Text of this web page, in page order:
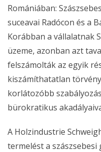
Romániában:
suceavai Radócon és a
Korábban a vállalatnak
üzeme, azonban azt
felszámolták az egyik
kiszámíthatatlan
korlátozóbb
bürokratikus
A Holzindustrie
termelést a